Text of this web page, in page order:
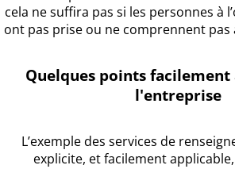
cela ne suffira pas si les personnes à
ont pas prise ou ne comprennent pas
Quelques points facilement
l'entreprise
L’exemple des services de
explicite, et facilement